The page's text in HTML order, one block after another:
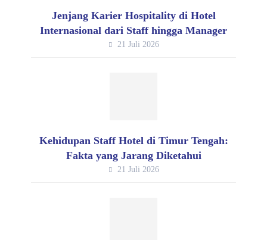
Jenjang Karier Hospitality di Hotel
Internasional dari Staff hingga Manager
21 Juli 2026
Kehidupan Staff Hotel di Timur Tengah:
Fakta yang Jarang Diketahui
21 Juli 2026